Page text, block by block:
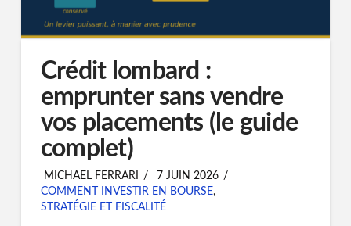
Crédit lombard :
emprunter sans vendre
vos placements (le guide
complet)
MICHAEL FERRARI
7 JUIN 2026
COMMENT INVESTIR EN BOURSE,
STRATÉGIE ET FISCALITÉ